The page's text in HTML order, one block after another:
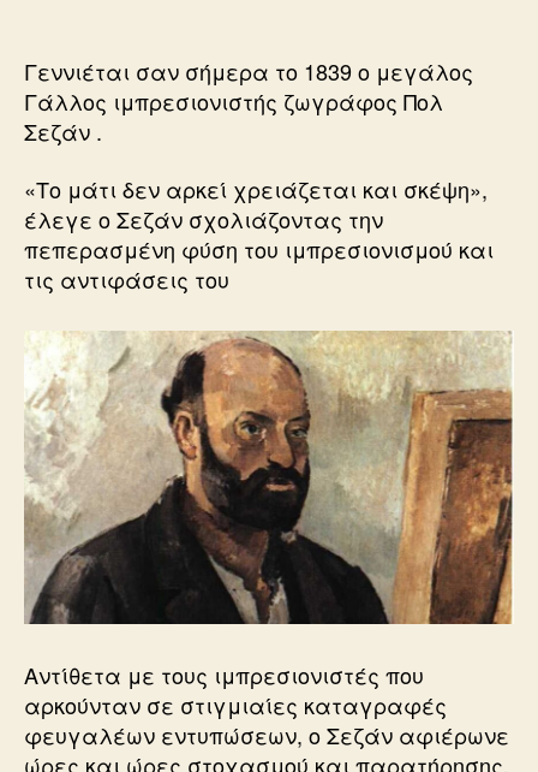
Γεννιέται σαν σήμερα το 1839 ο μεγάλος
Γάλλος ιμπρεσιονιστής ζωγράφος Πολ
Σεζάν .
«Το μάτι δεν αρκεί χρειάζεται και σκέψη»,
έλεγε ο Σεζάν σχολιάζοντας την
πεπερασμένη φύση του ιμπρεσιονισμού και
τις αντιφάσεις του
Αντίθετα με τους ιμπρεσιονιστές που
αρκούνταν σε στιγμιαίες καταγραφές
φευγαλέων εντυπώσεων, ο Σεζάν αφιέρωνε
ώρες και ώρες στοχασμού και παρατήρησης.